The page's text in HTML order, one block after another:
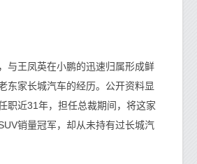
王凤英在小鹏的迅速归属形成鲜
东家长城汽车的经历。公开资料显
职近31年，担任总裁期间，将这家
销量冠军，却从未持有过长城汽